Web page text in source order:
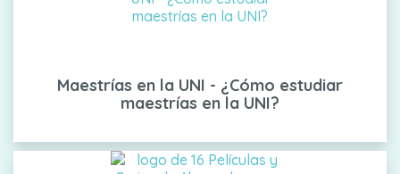
Maestrías en la UNI - ¿Cómo estudiar
maestrías en la UNI?